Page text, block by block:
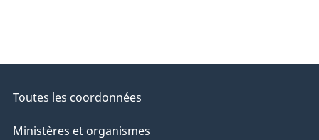
Toutes les coordonnées
Ministères et organismes